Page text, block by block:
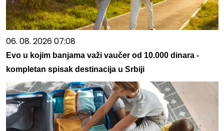
06. 08. 2026 07:08
Evo u kojim banjama važi vaučer od 10.000 dinara -
kompletan spisak destinacija u Srbiji